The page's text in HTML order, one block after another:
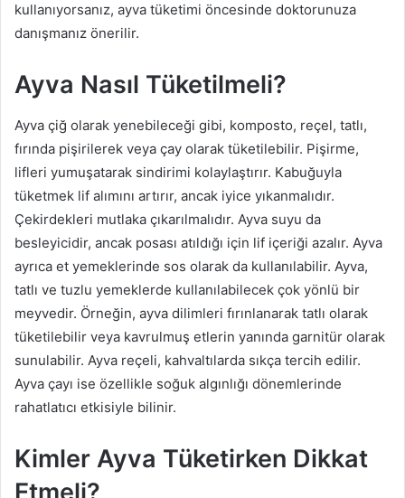
kullanıyorsanız, ayva tüketimi öncesinde doktorunuza
danışmanız önerilir.
Ayva Nasıl Tüketilmeli?
Ayva çiğ olarak yenebileceği gibi, komposto, reçel, tatlı,
fırında pişirilerek veya çay olarak tüketilebilir. Pişirme,
lifleri yumuşatarak sindirimi kolaylaştırır. Kabuğuyla
tüketmek lif alımını artırır, ancak iyice yıkanmalıdır.
Çekirdekleri mutlaka çıkarılmalıdır. Ayva suyu da
besleyicidir, ancak posası atıldığı için lif içeriği azalır. Ayva
ayrıca et yemeklerinde sos olarak da kullanılabilir. Ayva,
tatlı ve tuzlu yemeklerde kullanılabilecek çok yönlü bir
meyvedir. Örneğin, ayva dilimleri fırınlanarak tatlı olarak
tüketilebilir veya kavrulmuş etlerin yanında garnitür olarak
sunulabilir. Ayva reçeli, kahvaltılarda sıkça tercih edilir.
Ayva çayı ise özellikle soğuk algınlığı dönemlerinde
rahatlatıcı etkisiyle bilinir.
Kimler Ayva Tüketirken Dikkat
Etmeli?